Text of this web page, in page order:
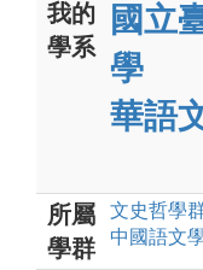
我的
學系
國立
學
華語
所屬
學群
文史哲學
中國語文